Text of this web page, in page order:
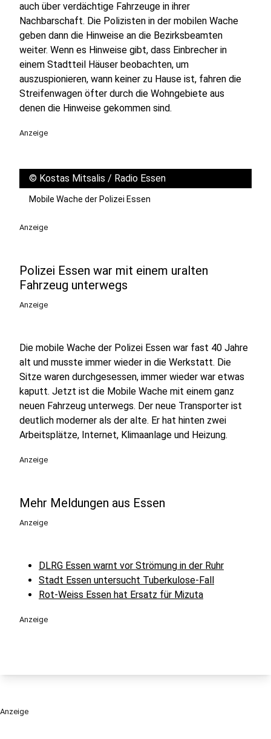
auch über verdächtige Fahrzeuge in ihrer
Nachbarschaft. Die Polizisten in der mobilen Wache
geben dann die Hinweise an die Bezirksbeamten
weiter. Wenn es Hinweise gibt, dass Einbrecher in
einem Stadtteil Häuser beobachten, um
auszuspionieren, wann keiner zu Hause ist, fahren die
Streifenwagen öfter durch die Wohngebiete aus
denen die Hinweise gekommen sind.
Anzeige
© Kostas Mitsalis / Radio Essen
Mobile Wache der Polizei Essen
Anzeige
Polizei Essen war mit einem uralten
Fahrzeug unterwegs
Anzeige
Die mobile Wache der Polizei Essen war fast 40 Jahre
alt und musste immer wieder in die Werkstatt. Die
Sitze waren durchgesessen, immer wieder war etwas
kaputt. Jetzt ist die Mobile Wache mit einem ganz
neuen Fahrzeug unterwegs. Der neue Transporter ist
deutlich moderner als der alte. Er hat hinten zwei
Arbeitsplätze, Internet, Klimaanlage und Heizung.
Anzeige
Mehr Meldungen aus Essen
Anzeige
DLRG Essen warnt vor Strömung in der Ruhr
Stadt Essen untersucht Tuberkulose-Fall
Rot-Weiss Essen hat Ersatz für Mizuta
Anzeige
Anzeige